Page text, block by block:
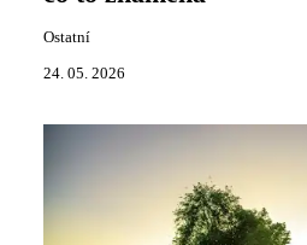
Ostatní
24. 05. 2026